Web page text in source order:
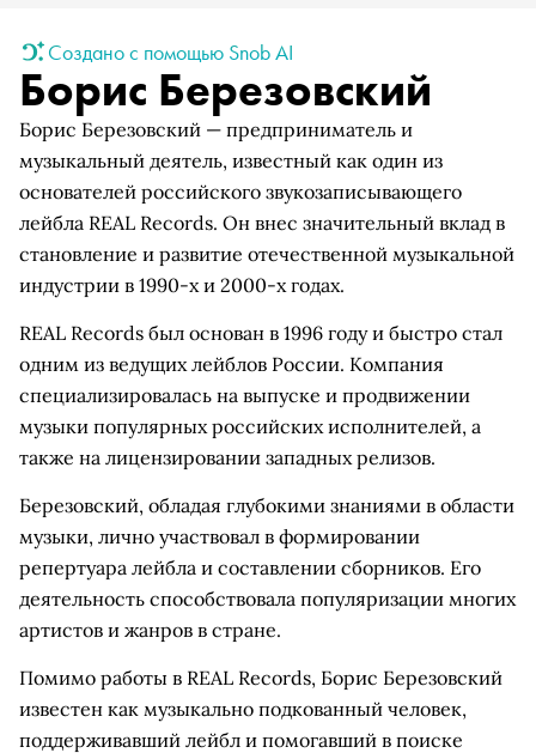
Создано с помощью Snob AI
Борис Березовский
Борис Березовский — предприниматель и
музыкальный деятель, известный как один из
основателей российского звукозаписывающего
лейбла REAL Records. Он внес значительный вклад в
становление и развитие отечественной музыкальной
индустрии в 1990-х и 2000-х годах.
REAL Records был основан в 1996 году и быстро стал
одним из ведущих лейблов России. Компания
специализировалась на выпуске и продвижении
музыки популярных российских исполнителей, а
также на лицензировании западных релизов.
Березовский, обладая глубокими знаниями в области
музыки, лично участвовал в формировании
репертуара лейбла и составлении сборников. Его
деятельность способствовала популяризации многих
артистов и жанров в стране.
Помимо работы в REAL Records, Борис Березовский
известен как музыкально подкованный человек,
поддерживавший лейбл и помогавший в поиске